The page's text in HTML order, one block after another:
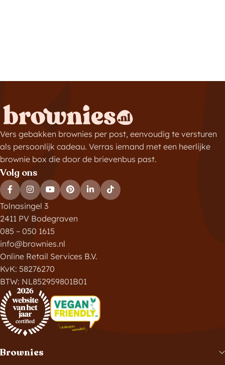
Vers gebakken brownies per post, eenvoudig te versturen
als persoonlijk cadeau. Verras iemand met een heerlijke
brownie box die door de brievenbus past.
Volg ons
Tolnasingel 3
2411 PV Bodegraven
085 – 050 1615
info@brownies.nl
Online Retail Services B.V.
KvK: 58276270
BTW: NL852959801B01
Brownies